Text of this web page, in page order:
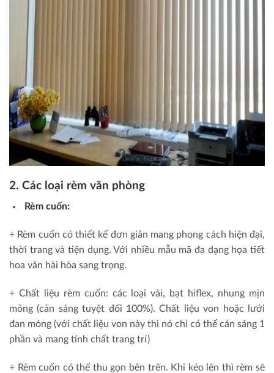
2. Các loại rèm văn phòng
Rèm cuốn:
+ Rèm cuốn có thiết kế đơn giản mang phong cách hiện đại,
thời trang và tiện dụng. Với nhiều mẫu mã đa dạng họa tiết
hoa văn hài hòa sang trọng.
+ Chất liệu rèm cuốn: các loại vải, bạt hiflex, nhung mịn
mỏng (cản sáng tuyệt đối 100%). Chất liệu von hoặc lưới
đan mỏng (với chất liệu von này thì nó chỉ có thể cản sáng 1
phần và mang tính chất trang trí)
+ Rèm cuốn có thể thu gọn bên trên. Khi kéo lên thì rèm sẽ